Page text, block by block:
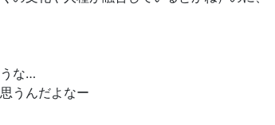
な…
うんだよなー